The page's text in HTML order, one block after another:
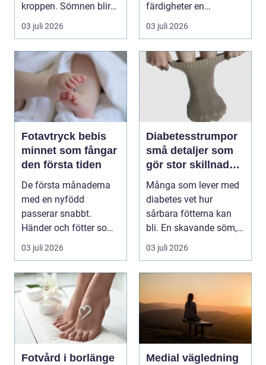
kroppen. Sömnen blir
sämre, humör...
03 juli 2026
färdigheter en
människa kan ha. Varje
03 juli 2026
Fotavtryck bebis
minnet som fångar
den första tiden
De första månaderna
med en nyfödd
passerar snabbt.
Händer och fötter som
är mindre än någon
03 juli 2026
Diabetesstrumpor
små detaljer som
gör stor skillnad
för känsliga fötter
Många som lever med
diabetes vet hur
sårbara fötterna kan
bli. En skavande söm,
en hård resår eller ...
03 juli 2026
Fotvård i borlänge
Medial vägledning